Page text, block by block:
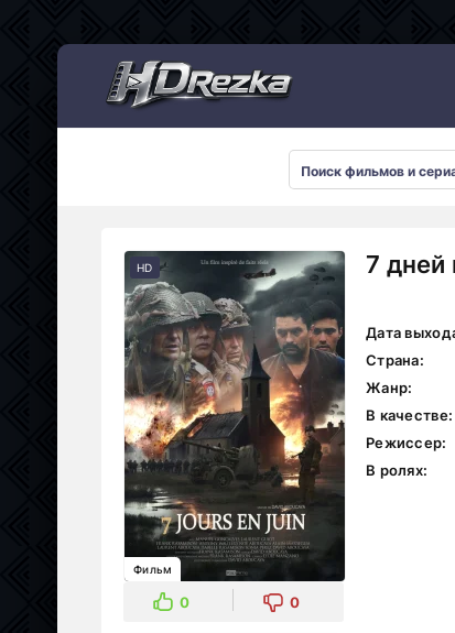
7
HD
Фильм
0 0
Дата
Страна:
Жанр:
В качестве:
Режиссер:
В ролях:
Мультсериалы